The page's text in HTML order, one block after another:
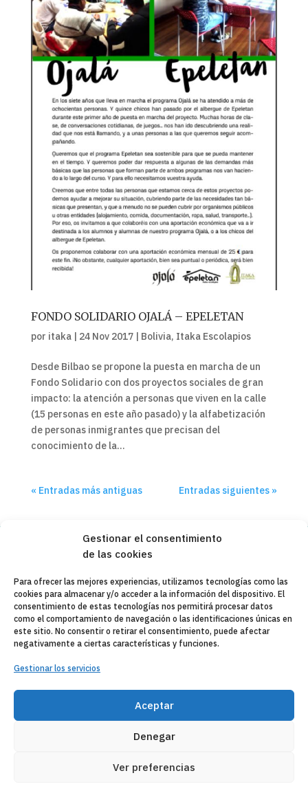
Gestionar el consentimiento
de las cookies
Para ofrecer las mejores experiencias, utilizamos tecnologías como las
cookies para almacenar y/o acceder a la información del dispositivo. El
consentimiento de estas tecnologías nos permitirá procesar datos
como el comportamiento de navegación o las identificaciones únicas en
este sitio. No consentir o retirar el consentimiento, puede afectar
negativamente a ciertas características y funciones.
Gestionar los servicios
Aceptar
Denegar
Ver preferencias
FONDO SOLIDARIO OJALÁ – EPELETAN
por itaka| 24 Nov 2017| Bolivia, Itaka Escolapios
Desde Bilbao se propone la puesta en marcha de un
Fondo Solidario con dos proyectos sociales de gran
impacto: la atención a personas que viven en la calle
(15 personas en este año pasado) y la alfabetización
de personas inmigrantes que precisan del
conocimiento de la...
« Entradas más antiguas Entradas siguientes »
Copyleft 2025Itaka-Escolapios
AVISO LEGAL
POLÍTICA DE PRIVACIDAD
ENTIDADES COLABORADORAS
CORREO WEB